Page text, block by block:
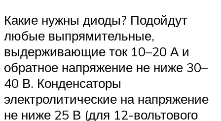
Какие нужны диоды? Подойдут
любые выпрямительные,
выдерживающие ток 10–20 А и
обратное напряжение не ниже 30–
40 В. Конденсаторы
электролитические на напряжение
не ниже 25 В (для 12-вольтового